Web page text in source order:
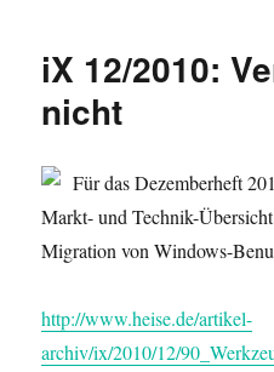
iX 12/2010:
nicht
Für das Dezemberheft
Markt- und Technik-
Migration von Windows-
http://www.heise.de/artikel-
archiv/ix/2010/12/